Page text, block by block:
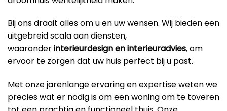
Bij ons draait alles om u en uw wensen. Wij bieden een
uitgebreid scala aan diensten,
waaronderinterieurdesign en interieuradvies, om
ervoor te zorgen dat uw huis perfect bij u past.
Met onze jarenlange ervaring en expertise weten we
precies wat er nodig is om een woning om te toveren